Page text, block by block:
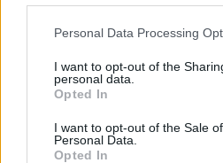
Personal Data Processing
I want to opt-out of the
personal data.
Opted In
I want to opt-out of the Sale
Personal Data.
Opted In
Sinfónica da ARMAB
certame